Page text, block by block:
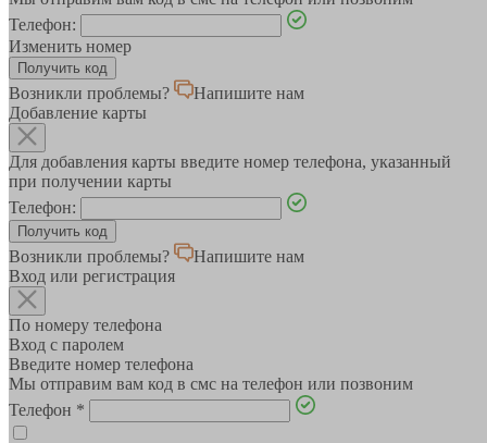
Телефон:
Изменить номер
Возникли проблемы?
Напишите нам
Добавление карты
Для добавления карты введите номер телефона, указанный
при получении карты
Телефон:
Возникли проблемы?
Напишите нам
Вход или регистрация
По номеру телефона
Вход с паролем
Введите номер телефона
Мы отправим вам код в смс на телефон или позвоним
Телефон *